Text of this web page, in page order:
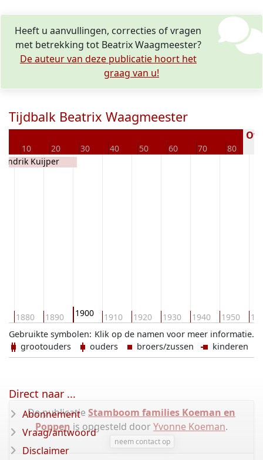
Heeft u aanvullingen, correcties of vragen
met betrekking tot Beatrix Waagmeester?
De auteur van deze publicatie hoort het
graag van u!
Tijdbalk Beatrix Waagmeester
10 20 30 40 50 60 70 80
1880 1890 1900 1910 1920 1930 1940 1950
Kuijper
Klik op de namen voor meer informatie.
Gebruikte symbolen:
grootouders
ouders broers/zussen kinderen
De publicatie Stamboom families Koeman en
Poppen is opgesteld doorYvonne Koeman.
neem contact op
Direct naar ...
Abonnement
Vraag/antwoord
Disclaimer